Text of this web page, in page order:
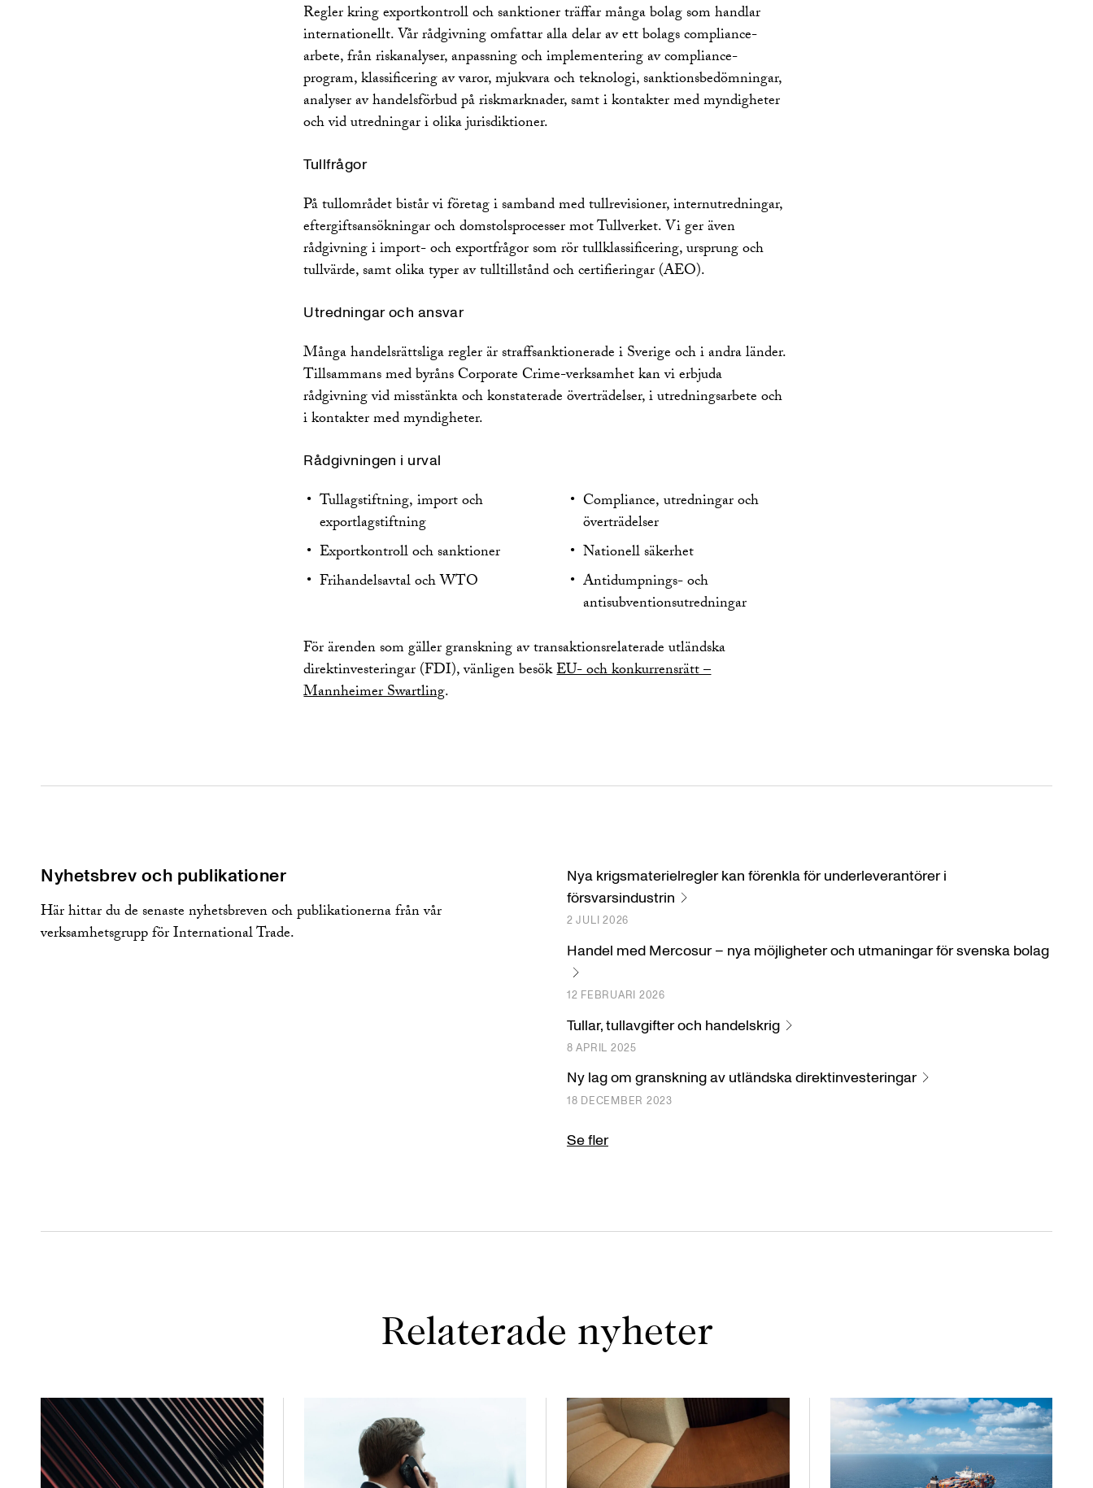
Regler kring exportkontroll och sanktioner träffar många bolag som handlar
internationellt. Vår rådgivning omfattar alla delar av ett bolags compliance-
arbete, från riskanalyser, anpassning och implementering av compliance-
program, klassificering av varor, mjukvara och teknologi, sanktionsbedömningar,
analyser av handelsförbud på riskmarknader, samt i kontakter med myndigheter
och vid utredningar i olika jurisdiktioner.
Tullfrågor
På tullområdet bistår vi företag i samband med tullrevisioner, internutredningar,
eftergiftsansökningar och domstolsprocesser mot Tullverket. Vi ger även
rådgivning i import- och exportfrågor som rör tullklassificering, ursprung och
tullvärde, samt olika typer av tulltillstånd och certifieringar (AEO).
Utredningar och ansvar
Många handelsrättsliga regler är straffsanktionerade i Sverige och i andra länder.
Tillsammans med byråns Corporate Crime-verksamhet kan vi erbjuda
rådgivning vid misstänkta och konstaterade överträdelser, i utredningsarbete och
i kontakter med myndigheter.
Rådgivningen i urval
Tullagstiftning, import och
exportlagstiftning
Exportkontroll och sanktioner
Frihandelsavtal och WTO
Compliance, utredningar och
överträdelser
Nationell säkerhet
Antidumpnings- och
antisubventionsutredningar
För ärenden som gäller granskning av transaktionsrelaterade utländska
direktinvesteringar (FDI), vänligen besökEU- och konkurrensrätt –
Mannheimer Swartling.
Nyhetsbrev och publikationer
Här hittar du de senaste nyhetsbreven och publikationerna från vår
verksamhetsgrupp för International Trade.
Nya krigsmaterielregler kan förenkla för underleverantörer i
försvarsindustrin
2 JULI 2026
Handel med Mercosur – nya möjligheter och utmaningar för svenska bolag
12 FEBRUARI 2026
Tullar, tullavgifter och handelskrig
8 APRIL 2025
Ny lag om granskning av utländska direktinvesteringar
18 DECEMBER 2023
Se fler
Relaterade nyheter